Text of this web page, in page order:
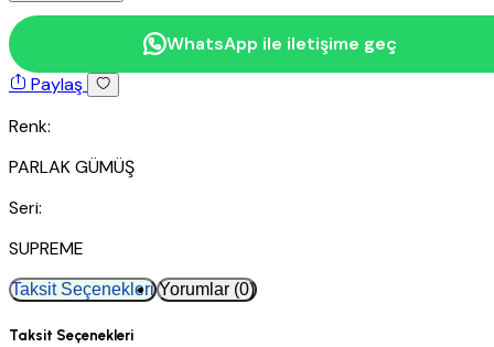
WhatsApp ile iletişime geç
Paylaş
Renk:
PARLAK GÜMÜŞ
Seri:
SUPREME
Taksit Seçenekleri Yorumlar (0)
Taksit Seçenekleri